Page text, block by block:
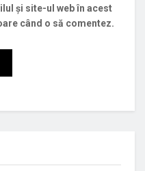
și site-ul web în acest
când o să comentez.